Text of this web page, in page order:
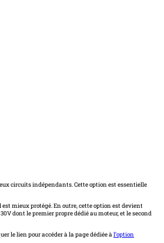
circuits indépendants. Cette option est essentielle
mieux protégé. En outre, cette option est devient
dont le premier propre dédié au moteur, et le second
le lien pour accéder à la page dédiée à l’option